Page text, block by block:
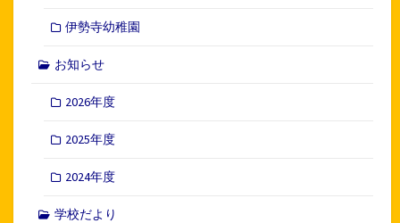
伊勢寺幼稚園
お知らせ
2026年度
2025年度
2024年度
学校だより